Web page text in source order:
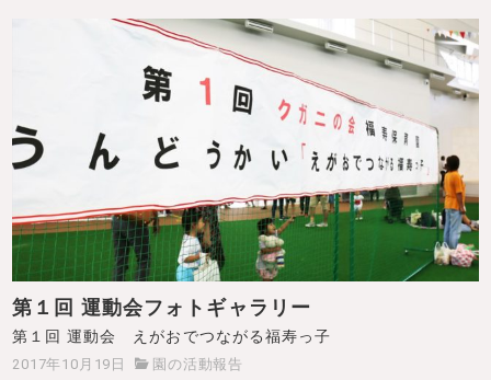
第１回 運動会フォトギャラリー
第１回 運動会 えがおでつながる福寿っ子
2017年10月19日 園の活動報告